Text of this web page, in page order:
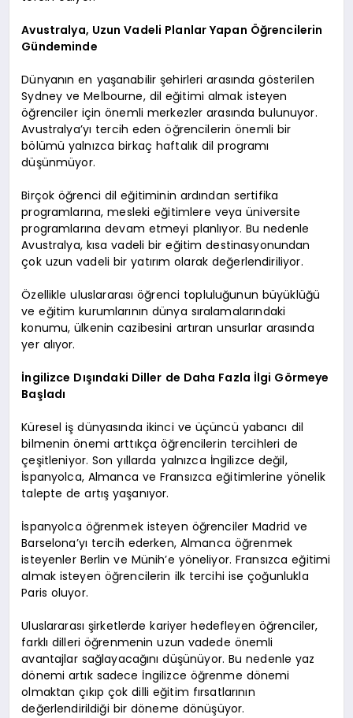
Avustralya, Uzun Vadeli Planlar Yapan Öğrencilerin
Gündeminde
Dünyanın en yaşanabilir şehirleri arasında gösterilen
Sydney ve Melbourne, dil eğitimi almak isteyen
öğrenciler için önemli merkezler arasında bulunuyor.
Avustralya’yı tercih eden öğrencilerin önemli bir
bölümü yalnızca birkaç haftalık dil programı
düşünmüyor.
Birçok öğrenci dil eğitiminin ardından sertifika
programlarına, mesleki eğitimlere veya üniversite
programlarına devam etmeyi planlıyor. Bu nedenle
Avustralya, kısa vadeli bir eğitim destinasyonundan
çok uzun vadeli bir yatırım olarak değerlendiriliyor.
Özellikle uluslararası öğrenci topluluğunun büyüklüğü
ve eğitim kurumlarının dünya sıralamalarındaki
konumu, ülkenin cazibesini artıran unsurlar arasında
yer alıyor.
İngilizce Dışındaki Diller de Daha Fazla İlgi Görmeye
Başladı
Küresel iş dünyasında ikinci ve üçüncü yabancı dil
bilmenin önemi arttıkça öğrencilerin tercihleri de
çeşitleniyor. Son yıllarda yalnızca İngilizce değil,
İspanyolca, Almanca ve Fransızca eğitimlerine yönelik
talepte de artış yaşanıyor.
İspanyolca öğrenmek isteyen öğrenciler Madrid ve
Barselona’yı tercih ederken, Almanca öğrenmek
isteyenler Berlin ve Münih’e yöneliyor. Fransızca eğitimi
almak isteyen öğrencilerin ilk tercihi ise çoğunlukla
Paris oluyor.
Uluslararası şirketlerde kariyer hedefleyen öğrenciler,
farklı dilleri öğrenmenin uzun vadede önemli
avantajlar sağlayacağını düşünüyor. Bu nedenle yaz
dönemi artık sadece İngilizce öğrenme dönemi
olmaktan çıkıp çok dilli eğitim fırsatlarının
değerlendirildiği bir döneme dönüşüyor.